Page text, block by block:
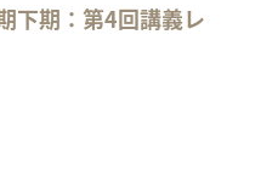
下期：第4回講義レ